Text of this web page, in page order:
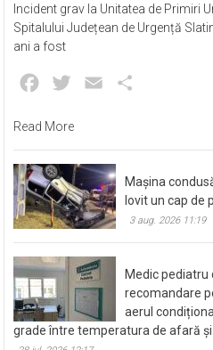
Incident grav la Unitatea de Primiri
Spitalului Județean de Urgență
ani a fost
Facebook
Twitter Email
Read More
Mașina
lovit un cap de
3 aug. 2026 11:19
Medic pediatru
recomandare
aerul
grade între temperatura de afară